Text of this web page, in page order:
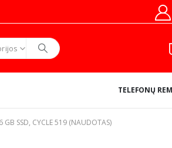
TELEFONŲ
SSD, CYCLE 519 (NAUDOTAS)